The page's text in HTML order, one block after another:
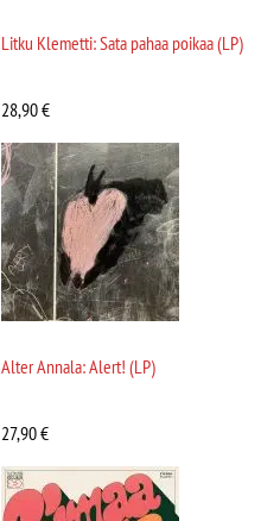
Litku Klemetti: Sata pahaa poikaa (LP)
28,90€
Alter Annala: Alert! (LP)
27,90€